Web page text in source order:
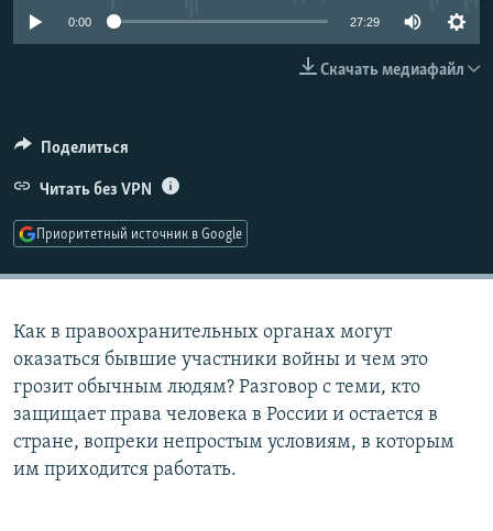
РАСПИСАНИЕ ВЕЩАНИЯ
0:00 27:29
Скачать медиафайл
Поделиться
Читать без VPN
Приоритетный источник в Google
Как в правоохранительных органах могут
оказаться бывшие участники войны и чем это
грозит обычным людям? Разговор с теми, кто
защищает права человека в России и остается в
стране, вопреки непростым условиям, в которым
им приходится работать.